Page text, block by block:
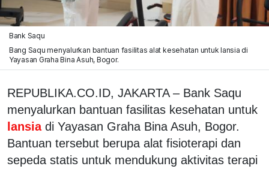
Bank Saqu
Bang Saqu menyalurkan bantuan fasilitas alat kesehatan untuk lansia di
Yayasan Graha Bina Asuh, Bogor.
REPUBLIKA.CO.ID, JAKARTA – Bank Saqu
menyalurkan bantuan fasilitas kesehatan untuk
lansia di Yayasan Graha Bina Asuh, Bogor.
Bantuan tersebut berupa alat fisioterapi dan
sepeda statis untuk mendukung aktivitas terapi